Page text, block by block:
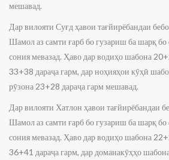
мешавад.
Дар вилояти Суғд ҳавои тағйирёбандаи
Шамол аз самти ғарб бо гузариш ба шарқ бо
сония мевазад. Ҳаво дар водиҳо шабона
33+38 дараҷа гарм, дар ноҳияҳои кӯҳӣ
рӯзона 23+28 дараҷа гарм мешавад.
Дар вилояти Хатлон ҳавои тағйирёбандаи
Шамол аз самти ғарб бо гузариш ба шарқ бо
сония мевазад. Ҳаво дар водиҳо шабона
36+41 дараҷа гарм, дар доманакӯҳҳо